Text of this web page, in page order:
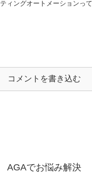
ィングオートメーションっ
コメントを書き込む
AGAでお悩み解決